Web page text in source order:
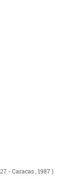
- Caracas , 1987 )